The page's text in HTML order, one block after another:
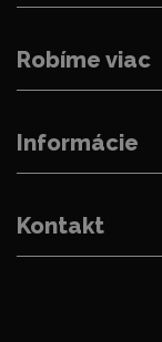
Robíme viac
Informácie
Kontakt